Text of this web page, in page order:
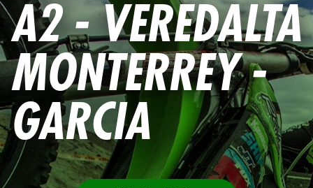
A2 - VEREDALTA
MONTERREY -
GARCIA